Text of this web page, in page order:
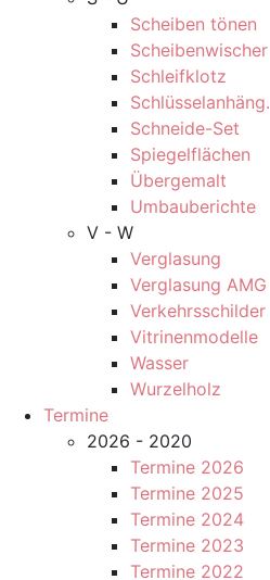
Scheiben tönen
Scheibenwischer
Schleifklotz
Schlüsselanhäng.
Schneide-Set
Spiegelflächen
Übergemalt
Umbauberichte
V - W
Verglasung
Verglasung AMG
Verkehrsschilder
Vitrinenmodelle
Wasser
Wurzelholz
Termine
2026 - 2020
Termine 2026
Termine 2025
Termine 2024
Termine 2023
Termine 2022